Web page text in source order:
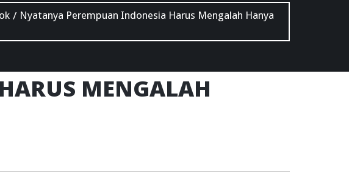
/ Nyatanya Perempuan Indonesia Harus Mengalah Hanya
MENGALAH